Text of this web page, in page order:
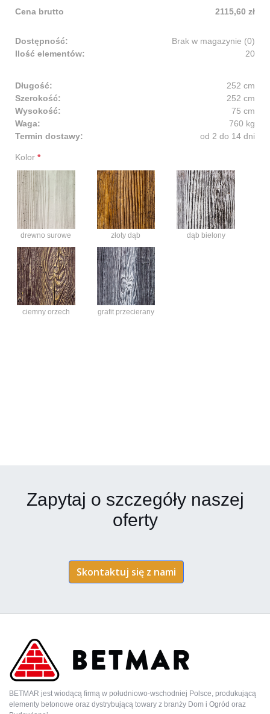
Cena brutto 2115,60 zł
Dostępność:
Brak w magazynie (0)
Ilość elementów:
20
Długość:
252 cm
Szerokość:
252 cm
Wysokość:
75 cm
Waga:
760 kg
Termin dostawy:
od 2 do 14 dni
Kolor *
drewno surowe złoty dąb dąb bielony
ciemny orzech grafit przecierany
Zapytaj o szczegóły naszej
oferty
Skontaktuj się z nami
BETMAR jest wiodącą firmą w południowo-wschodniej Polsce, produkującą
elementy betonowe oraz dystrybującą towary z branży Dom i Ogród oraz